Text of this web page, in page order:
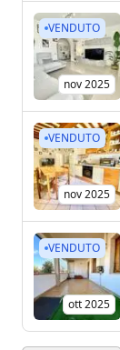
VENDUTO
nov 2025
VENDUTO
nov 2025
VENDUTO
ott 2025